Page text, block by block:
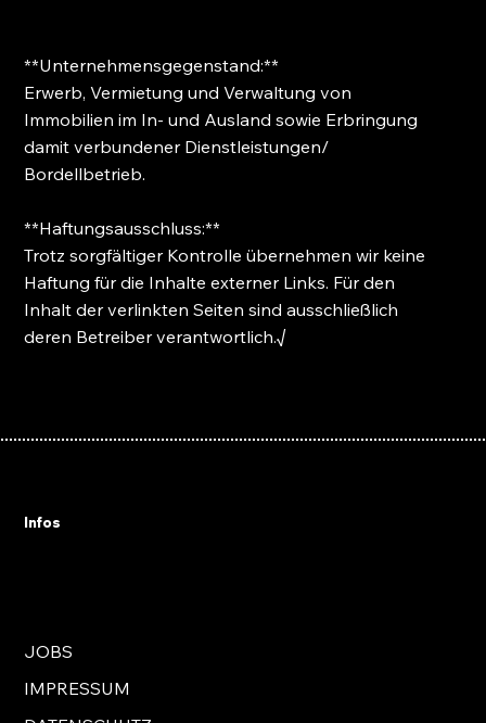
**Unternehmensgegenstand:**
Erwerb, Vermietung und Verwaltung von
Immobilien im In- und Ausland sowie Erbringung
damit verbundener Dienstleistungen/
Bordellbetrieb.
**Haftungsausschluss:**
Trotz sorgfältiger Kontrolle übernehmen wir keine
Haftung für die Inhalte externer Links. Für den
Inhalt der verlinkten Seiten sind ausschließlich
deren Betreiber verantwortlich.√
Infos
JOBS
IMPRESSUM